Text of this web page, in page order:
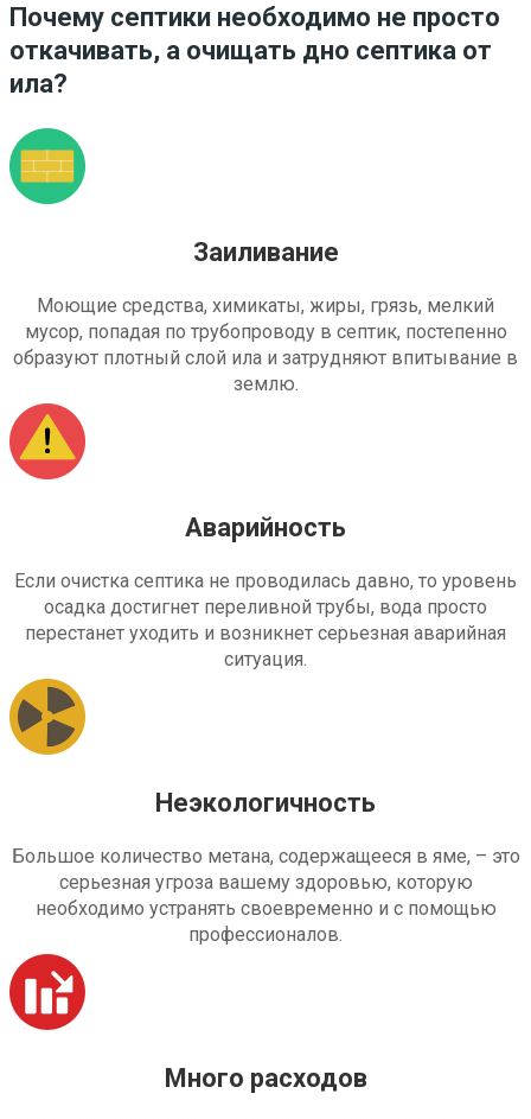
Почему септики необходимо не просто
откачивать, а очищать дно септика от
ила?
Заиливание
Моющие средства, химикаты, жиры, грязь, мелкий
мусор, попадая по трубопроводу в септик, постепенно
образуют плотный слой ила и затрудняют впитывание в
землю.
Аварийность
Если очистка септика не проводилась давно, то уровень
осадка достигнет переливной трубы, вода просто
перестанет уходить и возникнет серьезная аварийная
ситуация.
Неэкологичность
Большое количество метана, содержащееся в яме, – это
серьезная угроза вашему здоровью, которую
необходимо устранять своевременно и с помощью
профессионалов.
Много расходов